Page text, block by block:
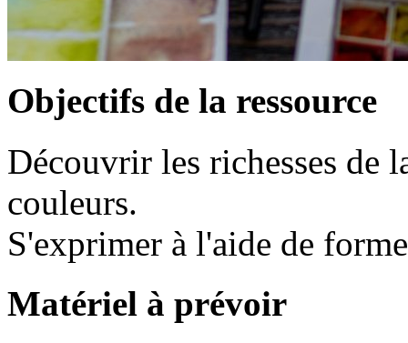
Objectifs de la ressource
Découvrir les richesses de
couleurs.
S'exprimer à l'aide de
Matériel à prévoir